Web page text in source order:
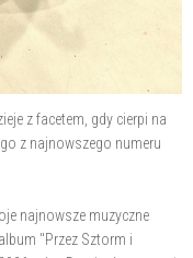
z facetem, gdy cierpi na
z najnowszego numeru
najnowsze muzyczne
"Przez Sztorm i